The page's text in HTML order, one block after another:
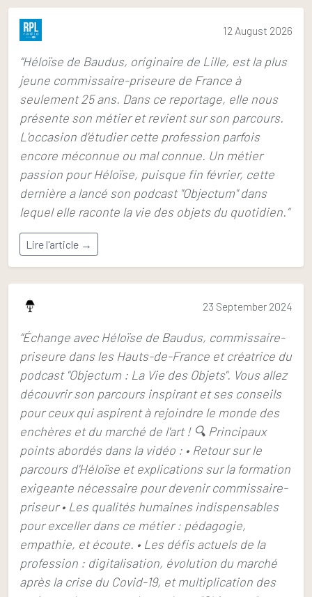
12 August 2026
“Héloïse de Baudus, originaire de Lille, est la plus
jeune commissaire-priseure de France à
seulement 25 ans. Dans ce reportage, elle nous
présente son métier et revient sur son parcours.
L'occasion d'étudier cette profession parfois
encore méconnue ou mal connue. Un métier
passion pour Héloïse, puisque fin février, cette
dernière a lancé son podcast "Objectum" dans
lequel elle raconte la vie des objets du quotidien.”
Lire l'article →
23 September 2024
“Échange avec Héloïse de Baudus, commissaire-
priseure dans les Hauts-de-France et créatrice du
podcast "Objectum : La Vie des Objets". Vous allez
découvrir son parcours inspirant et ses conseils
pour ceux qui aspirent à rejoindre le monde des
enchères et du marché de l'art ! 🔍 Principaux
points abordés dans la vidéo : • Retour sur le
parcours d'Héloïse et explications sur la formation
exigeante nécessaire pour devenir commissaire-
priseur • Les qualités humaines indispensables
pour exceller dans ce métier : pédagogie,
empathie, et écoute. • Les défis actuels de la
profession : digitalisation, évolution du marché
après la crise du Covid-19, et multiplication des